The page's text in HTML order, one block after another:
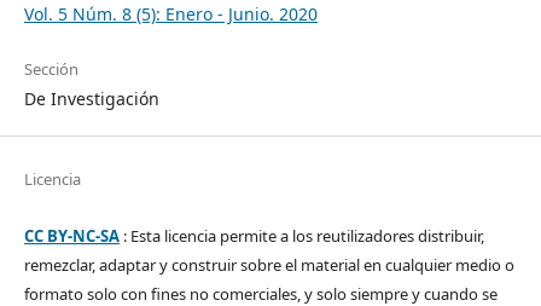
Vol. 5 Núm. 8 (5): Enero - Junio. 2020
Sección
De Investigación
Licencia
CC BY-NC-SA: Esta licencia permite a los reutilizadores distribuir,
remezclar, adaptar y construir sobre el material en cualquier medio o
formato solo con fines no comerciales, y solo siempre y cuando se